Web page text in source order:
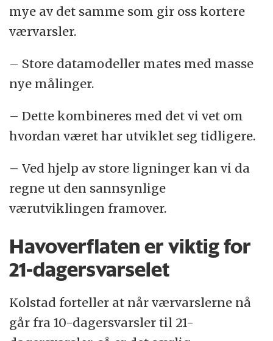
mye av det samme som gir oss kortere
værvarsler.
– Store datamodeller mates med masse
nye målinger.
– Dette kombineres med det vi vet om
hvordan været har utviklet seg tidligere.
– Ved hjelp av store ligninger kan vi da
regne ut den sannsynlige
værutviklingen framover.
Havoverflaten er viktig for
21-dagersvarselet
Kolstad forteller at når værvarslerne nå
går fra 10-dagersvarsler til 21-